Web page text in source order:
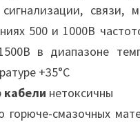
связи,
500 и 1000В
в диапазоне
+35°С
кабели нетоксичны
горюче-смазочных